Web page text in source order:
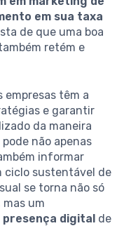
em sua taxa
de que uma boa
retém e
empresas têm a
e garantir
da maneira
não apenas
informar
ciclo sustentável de
se torna não só
um
digital de